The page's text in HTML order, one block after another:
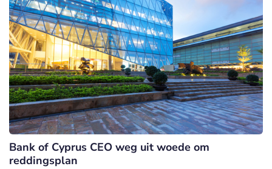
Bank of Cyprus CEO weg uit woede om
reddingsplan